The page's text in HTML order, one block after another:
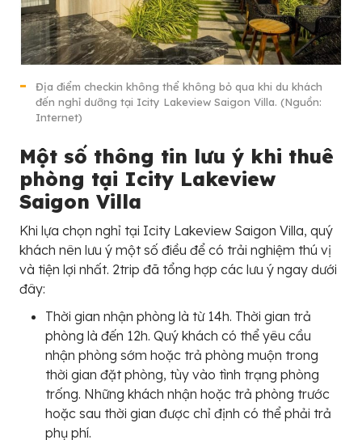
Địa điểm checkin không thể không bỏ qua khi du khách
đến nghỉ dưỡng tại Icity Lakeview Saigon Villa. (Nguồn:
Internet)
Một số thông tin lưu ý khi thuê
phòng tại Icity Lakeview
Saigon Villa
Khi lựa chọn nghỉ tại Icity Lakeview Saigon Villa, quý
khách nên lưu ý một số điều để có trải nghiệm thú vị
và tiện lợi nhất. 2trip đã tổng hợp các lưu ý ngay dưới
đây:
Thời gian nhận phòng là từ 14h. Thời gian trả
phòng là đến 12h. Quý khách có thể yêu cầu
nhận phòng sớm hoặc trả phòng muộn trong
thời gian đặt phòng, tùy vào tình trạng phòng
trống. Những khách nhận hoặc trả phòng trước
hoặc sau thời gian được chỉ định có thể phải trả
phụ phí.